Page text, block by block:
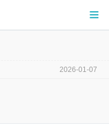
≡
2026-01-07